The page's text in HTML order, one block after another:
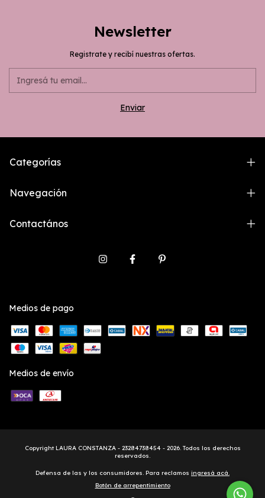
Newsletter
Registrate y recibí nuestras ofertas.
Categorías
Navegación
Contactános
Medios de pago
Medios de envío
Copyright LAURA CONSTANZA - 23284738454 - 2026. Todos los derechos
reservados.
Defensa de las y los consumidores. Para reclamos ingresá acá.
Botón de arrepentimiento